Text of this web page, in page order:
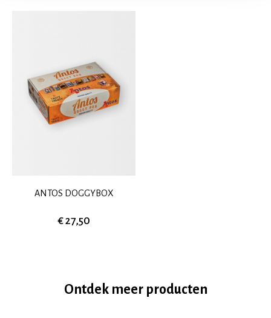
ANTOS DOGGYBOX
€ 27,50
Ontdek meer producten